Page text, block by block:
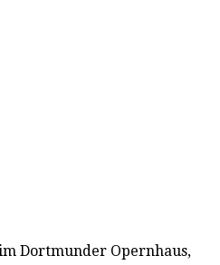
Dortmunder Opernhaus,